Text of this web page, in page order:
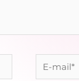
E-
mail*